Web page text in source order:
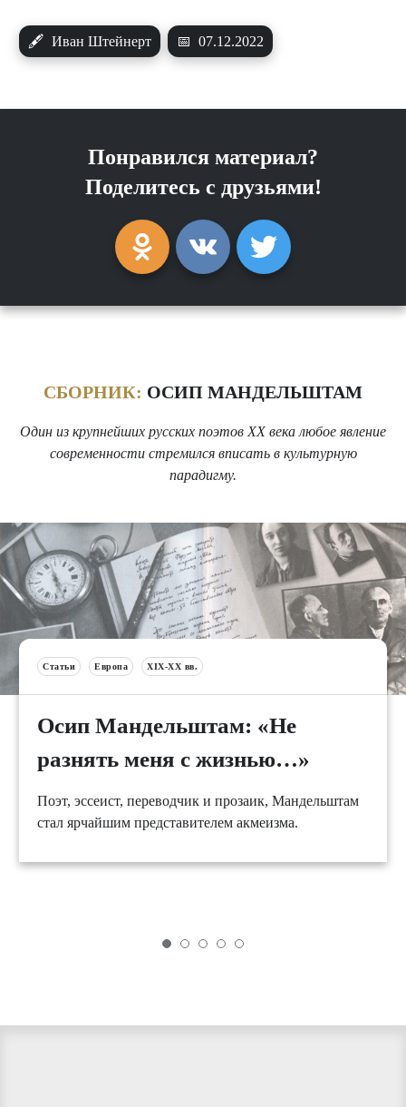
🖋 Иван Штейнерт 📅 07.12.2022
Понравился материал?
Поделитесь с друзьями!
СБОРНИК: ОСИП МАНДЕЛЬШТАМ
Один из крупнейших русских поэтов XX века любое явление
современности стремился вписать в культурную
парадигму.
Статьи Европа XIX-XX вв.
Осип Мандельштам: «Не
разнять меня с жизнью…»
Поэт, эссеист, переводчик и прозаик, Мандельштам
стал ярчайшим представителем акмеизма.